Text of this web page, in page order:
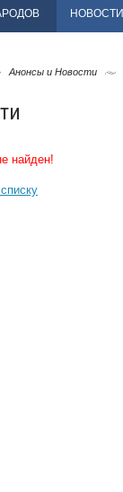
НОВОСТИ
Анонсы и Новости
найден!